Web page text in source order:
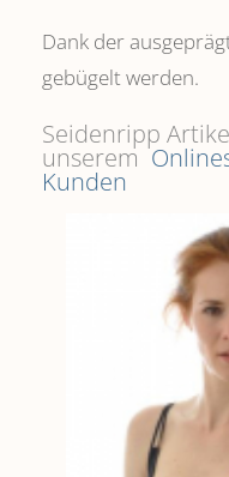
Dank der
gebügelt werden.
Seidenripp
unserem
Kunden